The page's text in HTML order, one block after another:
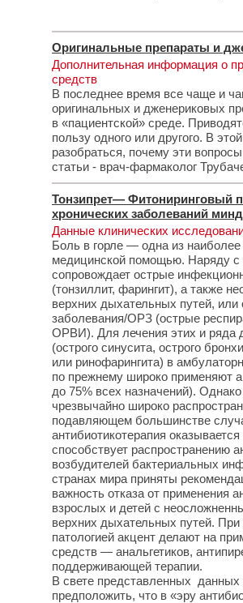
Оригинальные препараты и
Дополнительная информация о
средств
В последнее время все чаще и
оригинальных и дженериковых
в «пациентской» среде.
пользу одного или другого. В
разобраться, почему эти
статьи - врач-фармаколог
Тонзипрет— Фитониринговый
хронических заболеваний
Данные клинических
Боль в горле — одна из
медицинской помощью. Наряду с
сопровождает острые
(тонзиллит, фарингит), а также
верхних дыхательных путей,
заболевания/ОРЗ (острые
ОРВИ). Для лечения этих и ряда
(острого синусита, острого
или ринофарингита) в
по прежнему широко применяют
до 75% всех назначений).
чрезвычайно широко
подавляющем большинстве
антибиотикотерапия
способствует распространению
возбудителей бактериальных
странах мира приняты
важность отказа от применения
взрослых и детей с
верхних дыхательных путей.
патологией акцент делают на
средств — анальгетиков,
поддерживающей терапии.
В свете представленных данных
предположить, что в «эру